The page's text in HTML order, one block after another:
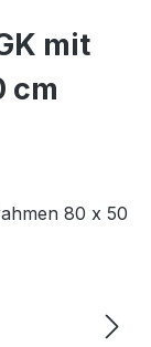
mit
cm